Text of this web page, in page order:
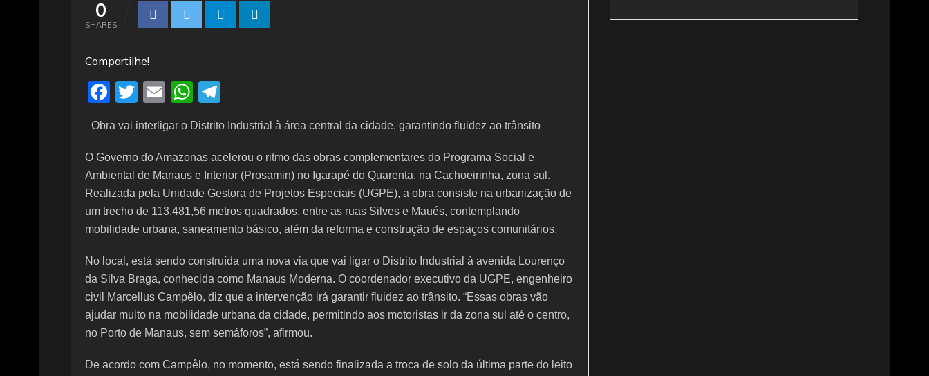
0
SHARES
Compartilhe!
F
c
e
b
o
o
T
itt
er
E
ai
l
W
h
at
s
A
p
p
el
e
gr
a
m
_Obra vai interligar o Distrito Industrial à área central da cidade, garantindo fluidez ao trânsito_
O Governo do Amazonas acelerou o ritmo das obras complementares do Programa Social e
Ambiental de Manaus e Interior (Prosamin) no Igarapé do Quarenta, na Cachoeirinha, zona sul.
Realizada pela Unidade Gestora de Projetos Especiais (UGPE), a obra consiste na urbanização de
um trecho de 113.481,56 metros quadrados, entre as ruas Silves e Maués, contemplando
mobilidade urbana, saneamento básico, além da reforma e construção de espaços comunitários.
No local, está sendo construída uma nova via que vai ligar o Distrito Industrial à avenida Lourenço
da Silva Braga, conhecida como Manaus Moderna. O coordenador executivo da UGPE, engenheiro
civil Marcellus Campêlo, diz que a intervenção irá garantir fluidez ao trânsito. “Essas obras vão
ajudar muito na mobilidade urbana da cidade, permitindo aos motoristas ir da zona sul até o centro,
no Porto de Manaus, sem semáforos”, afirmou.
De acordo com Campêlo, no momento, está sendo finalizada a troca de solo da última parte do leito